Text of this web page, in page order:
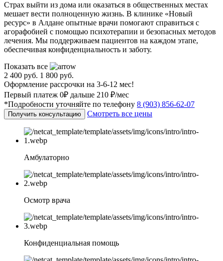
Страх выйти из дома или оказаться в общественных местах
мешает вести полноценную жизнь. В клинике «Новый
ресурс» в Алдане опытные врачи помогают справиться с
агорафобией с помощью психотерапии и безопасных методов
лечения. Мы поддерживаем пациентов на каждом этапе,
обеспечивая конфиденциальность и заботу.
Показать все
2 400 руб. 1 800 руб.
Оформление рассрочки на 3-6-12 мес!
Первый платеж 0₽ дальше 210 ₽/мес
*Подробности уточняйте по телефону 8 (903) 856-62-07
Получить консультацию Смотреть все цены
Амбулаторно
Осмотр врача
Конфиденциальная помощь